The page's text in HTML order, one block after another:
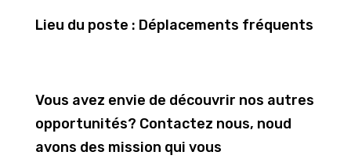
Lieu du poste : Déplacements fréquents
Vous avez envie de découvrir nos autres
opportunités? Contactez nous, noud
avons des mission qui vous